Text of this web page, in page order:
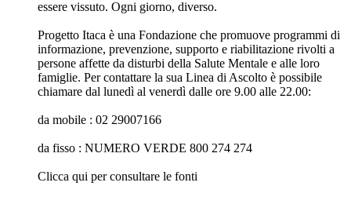
essere vissuto. Ogni giorno, diverso.
Progetto Itaca è una Fondazione che promuove programmi di
informazione, prevenzione, supporto e riabilitazione rivolti a
persone affette da disturbi della Salute Mentale e alle loro
famiglie. Per contattare la sua Linea di Ascolto è possibile
chiamare dal lunedì al venerdì dalle ore 9.00 alle 22.00:
da mobile : 02 29007166
da fisso : NUMERO VERDE 800 274 274
Clicca qui per consultare le fonti